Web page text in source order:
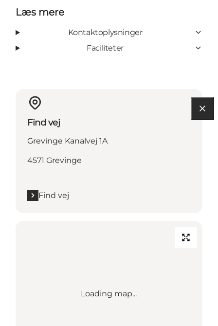
Læs mere
Kontaktoplysninger
Faciliteter
Find vej
Grevinge Kanalvej 1A
4571 Grevinge
Find vej
Loading map...